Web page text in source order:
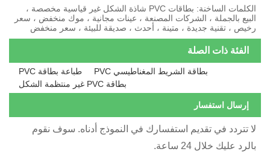
الكلمات الساخنة: بطاقات PVC شاذة الشكل غير قياسية مخصصة ،
بالجملة ، الشركات المصنعة ، عينات مجانية ، موك منخفض ، سعر
، تقنية جديدة ، متينة ، أحدث ، صديقة للبيئة ، سعر منخفض
الفئة ذات الصلة
طباعة بطاقة PVC
بطاقة الشريط المغناطيسي PVC
بطاقة PVC غير منتظمة الشكل
إرسال استفسار
تتردد في تقديم استفسارك في النموذج أدناه. سوف نقوم
عليك خلال 24 ساعة.